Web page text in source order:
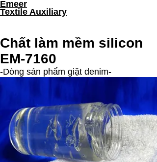
Emeer
Textile Auxiliary
Chất làm mềm silicon
EM-7160
-Dòng sản phẩm giặt denim-